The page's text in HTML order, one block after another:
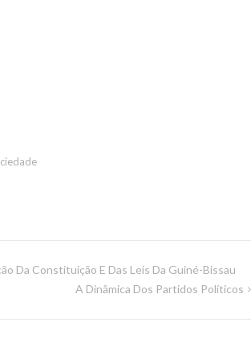
Da Constituição E Das Leis Da Guiné-Bissau
A Dinâmica Dos Partidos Políticos